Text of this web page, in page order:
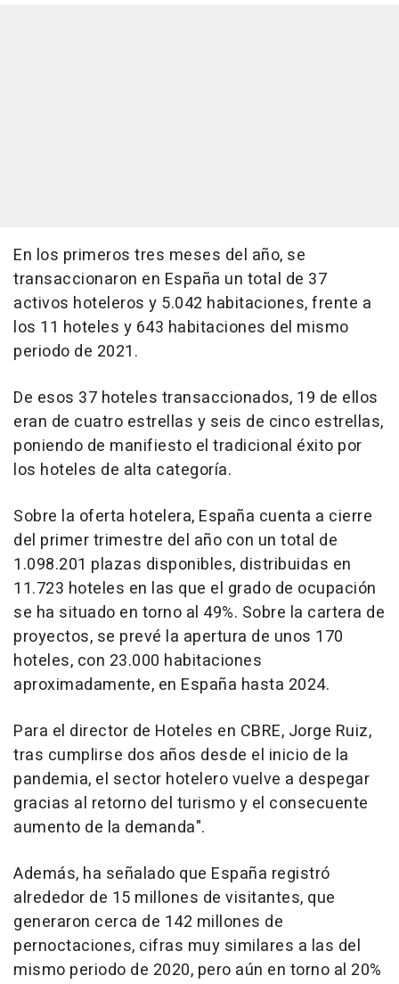
En los primeros tres meses del año, se
transaccionaron en España un total de 37
activos hoteleros y 5.042 habitaciones, frente a
los 11 hoteles y 643 habitaciones del mismo
periodo de 2021.
De esos 37 hoteles transaccionados, 19 de ellos
eran de cuatro estrellas y seis de cinco estrellas,
poniendo de manifiesto el tradicional éxito por
los hoteles de alta categoría.
Sobre la oferta hotelera, España cuenta a cierre
del primer trimestre del año con un total de
1.098.201 plazas disponibles, distribuidas en
11.723 hoteles en las que el grado de ocupación
se ha situado en torno al 49%. Sobre la cartera de
proyectos, se prevé la apertura de unos 170
hoteles, con 23.000 habitaciones
aproximadamente, en España hasta 2024.
Para el director de Hoteles en CBRE, Jorge Ruiz,
tras cumplirse dos años desde el inicio de la
pandemia, el sector hotelero vuelve a despegar
gracias al retorno del turismo y el consecuente
aumento de la demanda".
Además, ha señalado que España registró
alrededor de 15 millones de visitantes, que
generaron cerca de 142 millones de
pernoctaciones, cifras muy similares a las del
mismo periodo de 2020, pero aún en torno al 20%